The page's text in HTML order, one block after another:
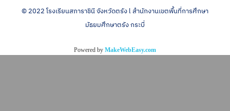
© 2022 โรงเรียนสภาราชินี จังหวัดตรัง l สำนักงานเขตพื้นที่การศึกษา
มัธยมศึกษาตรัง กระบี่
Powered by MakeWebEasy.com